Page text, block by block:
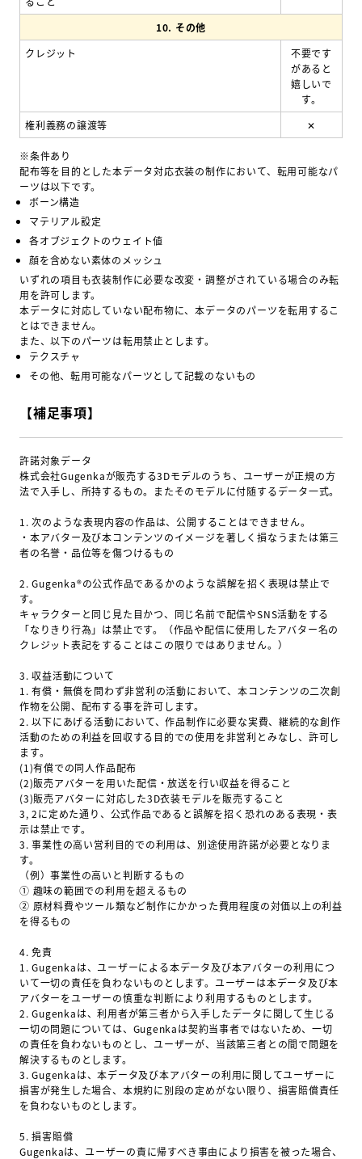
10. その他
クレジット
不要です
があると
嬉しいで
す。
権利義務の譲渡等
✕
※条件あり
配布等を目的とした本データ対応衣装の制作において、転用可能なパ
ーツは以下です。
ボーン構造
マテリアル設定
各オブジェクトのウェイト値
顔を含めない素体のメッシュ
いずれの項目も衣装制作に必要な改変・調整がされている場合のみ転
用を許可します。
本データに対応していない配布物に、本データのパーツを転用するこ
とはできません。
また、以下のパーツは転用禁止とします。
テクスチャ
その他、転用可能なパーツとして記載のないもの
【補足事項】
許諾対象データ
株式会社Gugenkaが販売する3Dモデルのうち、ユーザーが正規の方
法で入手し、所持するもの。またそのモデルに付随するデータ一式。
1.次のような表現内容の作品は、公開することはできません。
・本アバター及び本コンテンツのイメージを著しく損なうまたは第三
者の名誉・品位等を傷つけるもの
2. Gugenka®︎の公式作品であるかのような誤解を招く表現は禁止で
す。
キャラクターと同じ見た目かつ、同じ名前で配信やSNS活動をする
「なりきり行為」は禁止です。（作品や配信に使用したアバター名の
クレジット表記をすることはこの限りではありません。）
3.収益活動について
1. 有償・無償を問わず非営利の活動において、本コンテンツの二次創
作物を公開、配布する事を許可します。
2. 以下にあげる活動において、作品制作に必要な実費、継続的な創作
活動のための利益を回収する目的での使用を非営利とみなし、許可し
ます。
(1)有償での同人作品配布
(2)販売アバターを用いた配信・放送を行い収益を得ること
(3)販売アバターに対応した3D衣装モデルを販売すること
3, 2に定めた通り、公式作品であると誤解を招く恐れのある表現・表
示は禁止です。
3. 事業性の高い営利目的での利用は、別途使用許諾が必要となりま
す。
（例）事業性の高いと判断するもの
① 趣味の範囲での利用を超えるもの
② 原材料費やツール類など制作にかかった費用程度の対価以上の利益
を得るもの
4.免責
1. Gugenkaは、ユーザーによる本データ及び本アバターの利用につ
いて一切の責任を負わないものとします。ユーザーは本データ及び本
アバターをユーザーの慎重な判断により利用するものとします。
2. Gugenkaは、利用者が第三者から入手したデータに関して生じる
一切の問題については、Gugenkaは契約当事者ではないため、一切
の責任を負わないものとし、ユーザーが、当該第三者との間で問題を
解決するものとします。
3. Gugenkaは、本データ及び本アバターの利用に関してユーザーに
損害が発生した場合、本規約に別段の定めがない限り、損害賠償責任
を負わないものとします。
5.損害賠償
Gugenkaは、ユーザーの責に帰すべき事由により損害を被った場合、